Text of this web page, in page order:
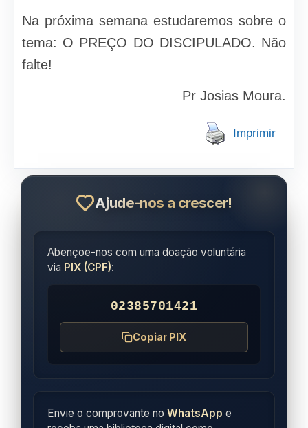
Na próxima semana estudaremos sobre o
tema: O PREÇO DO DISCIPULADO. Não
falte!
Pr Josias Moura.
Imprimir
Ajude-nos a crescer!
Abençoe-nos com uma doação voluntária
via PIX (CPF):
02385701421
Copiar PIX
Envie o comprovante noWhatsApp e